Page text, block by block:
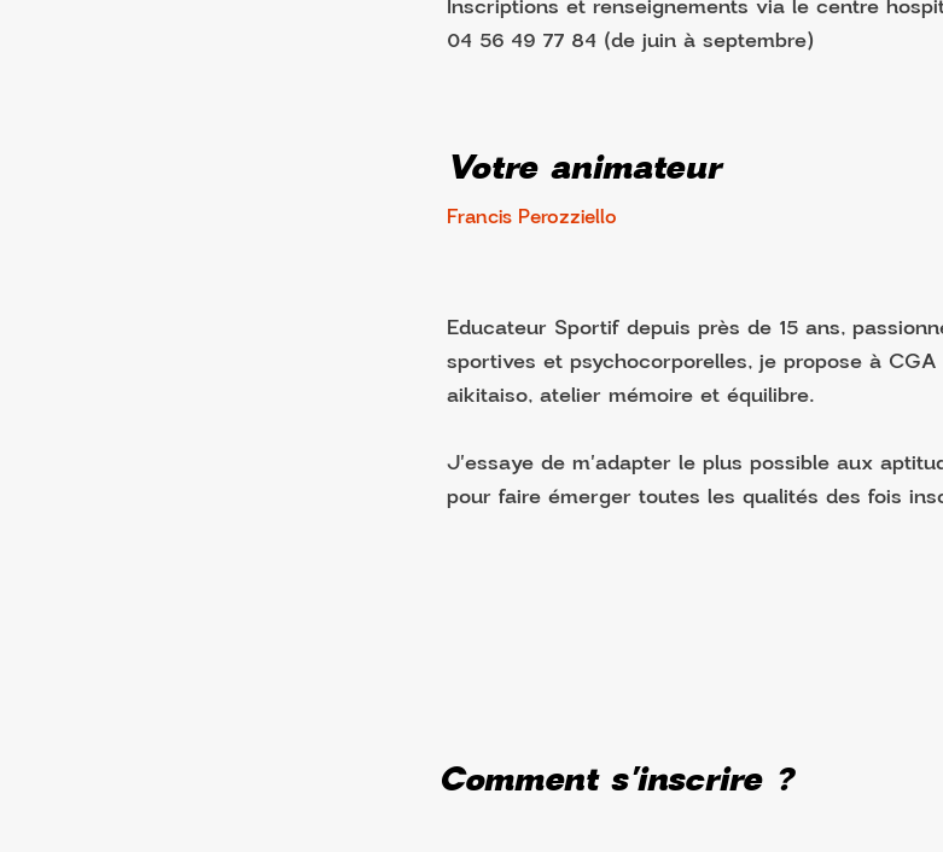
04 56 49 77 84 (de juin à septembre)
Votre animateur
Francis Perozziello
Educateur Sportif depuis près de 15 ans,
sportives et psychocorporelles, je propose à
aikitaiso, atelier mémoire et équilibre.
J'essaye de m'adapter le plus possible aux
pour faire émerger toutes les qualités des fois
Comment s'inscrire ?